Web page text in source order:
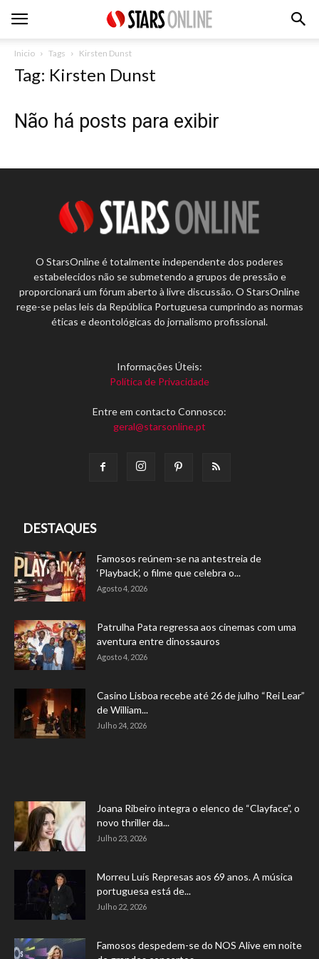
Inicio Tags Kirsten Dunst
Tag: Kirsten Dunst
Não há posts para exibir
O StarsOnline é totalmente independente dos poderes
estabelecidos não se submetendo a grupos de pressão e
proporcionará um fórum aberto à livre discussão. O StarsOnline
rege-se pelas leis da República Portuguesa cumprindo as normas
éticas e deontológicas do jornalismo profissional.
Informações Úteis:
Política de Privacidade
Entre em contacto Connosco:
geral@starsonline.pt
DESTAQUES
Famosos reúnem-se na antestreia de
‘Playback’, o filme que celebra o...
Agosto 4, 2026
Patrulha Pata regressa aos cinemas com uma
aventura entre dinossauros
Agosto 4, 2026
Casino Lisboa recebe até 26 de julho “Rei Lear”
de William...
Julho 24, 2026
Joana Ribeiro integra o elenco de “Clayface”, o
novo thriller da...
Julho 23, 2026
Morreu Luís Represas aos 69 anos. A música
portuguesa está de...
Julho 22, 2026
Famosos despedem-se do NOS Alive em noite